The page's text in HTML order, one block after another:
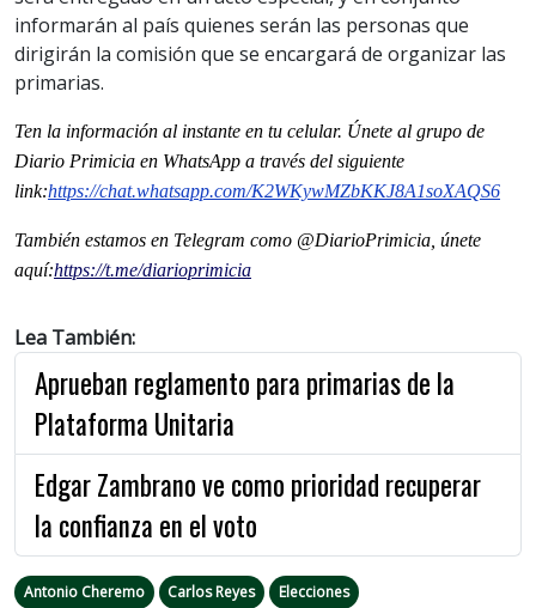
informarán al país quienes serán las personas que
dirigirán la comisión que se encargará de organizar las
primarias.
Ten la información al instante en tu celular. Únete al grupo de
Diario Primicia en WhatsApp a través del siguiente
link:https://chat.whatsapp.com/K2WKywMZbKKJ8A1soXAQS6
También estamos en Telegram como @DiarioPrimicia, únete
aquí:https://t.me/diarioprimicia
Lea También:
Aprueban reglamento para primarias de la
Plataforma Unitaria
Edgar Zambrano ve como prioridad recuperar
la confianza en el voto
Antonio Cheremo Carlos Reyes
Elecciones